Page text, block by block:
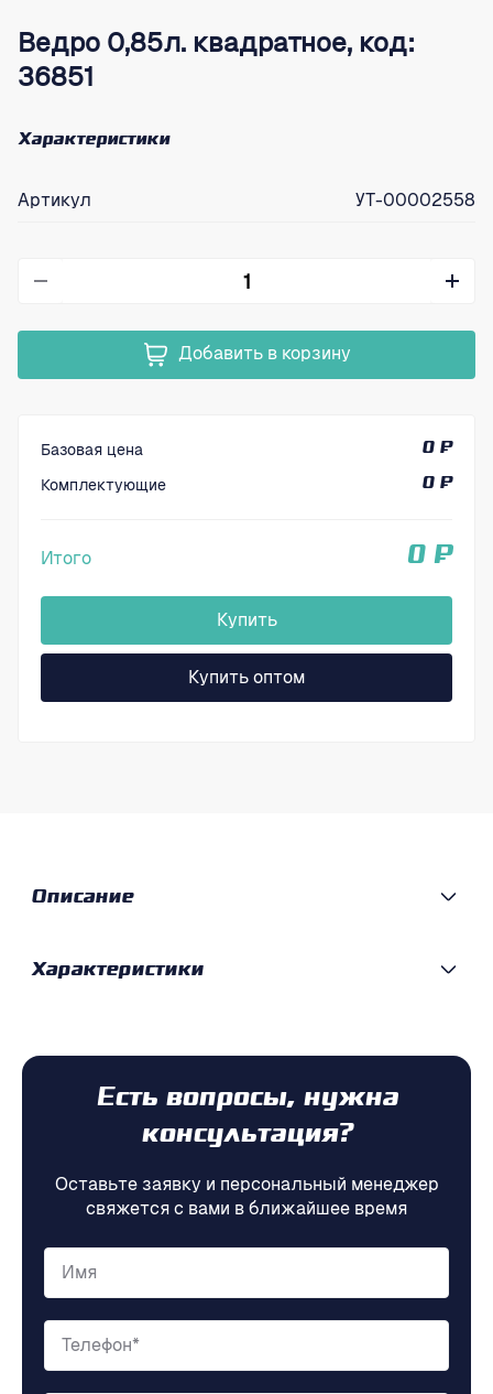
Ведро 0,85л. квадратное, код:
36851
Характеристики
Артикул УТ-00002558
Добавить в корзину
Базовая цена
0 ₽
Комплектующие
0 ₽
Итого 0 ₽
Купить
Купить оптом
Описание
Характеристики
Есть вопросы, нужна
консультация?
Оставьте заявку и персональный менеджер
свяжется с вами в ближайшее время
Имя
Телефон*